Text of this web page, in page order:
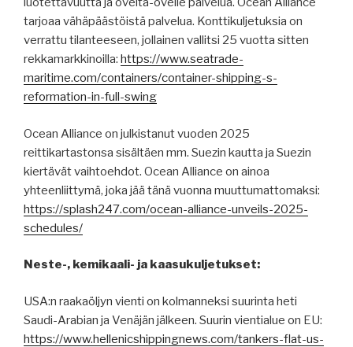
tarjoaa vähäpäästöistä palvelua. Konttikuljetuksia on
verrattu tilanteeseen, jollainen vallitsi 25 vuotta sitten
rekkamarkkinoilla: https://www.seatrade-
maritime.com/containers/container-shipping-s-
reformation-in-full-swing
Ocean Alliance on julkistanut vuoden 2025
reittikartastonsa sisältäen mm. Suezin kautta ja Suezin
kiertävät vaihtoehdot. Ocean Alliance on ainoa
yhteenliittymä, joka jää tänä vuonna muuttumattomaksi:
https://splash247.com/ocean-alliance-unveils-2025-
schedules/
Neste-, kemikaali- ja kaasukuljetukset:
USA:n raakaöljyn vienti on kolmanneksi suurinta heti
Saudi-Arabian ja Venäjän jälkeen. Suurin vientialue on EU:
https://www.hellenicshippingnews.com/tankers-flat-us-